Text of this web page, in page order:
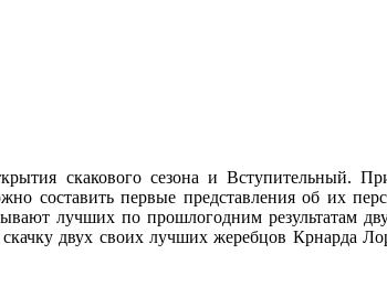
скакового сезона и
составить первые представления об их
лучших по прошлогодним результатам
двух своих лучших жеребцов Крнарда